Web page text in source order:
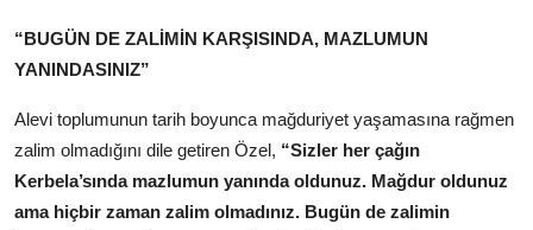
“BUGÜN DE ZALİMİN KARŞISINDA, MAZLUMUN
YANINDASINIZ”
Alevi toplumunun tarih boyunca mağduriyet yaşamasına rağmen
zalim olmadığını dile getiren Özel, “Sizler her çağın
Kerbela’sında mazlumun yanında oldunuz. Mağdur oldunuz
ama hiçbir zaman zalim olmadınız. Bugün de zalimin